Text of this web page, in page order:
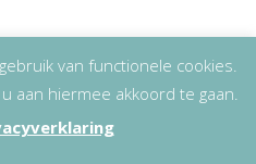
van functionele cookies.
aan hiermee akkoord te gaan.